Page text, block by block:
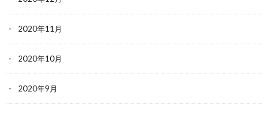
2020年11月
2020年10月
2020年9月